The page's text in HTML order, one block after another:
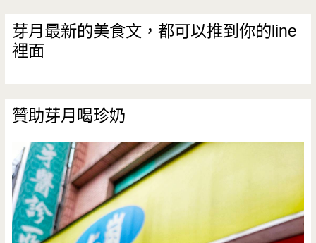
芽月最新的美食文，都可以推到你的line
裡面
贊助芽月喝珍奶